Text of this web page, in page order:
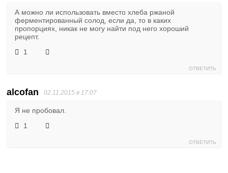
А можно ли использовать вместо хлеба ржаной
ферментированный солод, если да, то в каких
пропорциях, никак не могу найти под него хороший
рецепт.
1
ОТВЕТИТЬ
alcofan 02.11.2015 в 17:07
Я не пробовал.
1
ОТВЕТИТЬ